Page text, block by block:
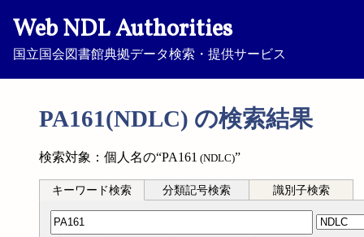
Web NDL Authorities
国立国会図書館典拠データ検索・提供サービス
PA161(NDLC) の検索結果
検索対象：個人名の“PA161 (NDLC)”
キーワード検索 分類記号検索 識別子検索
分類記号検索